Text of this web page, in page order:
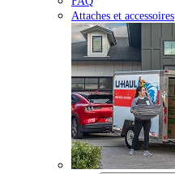
Attaches et accessoires